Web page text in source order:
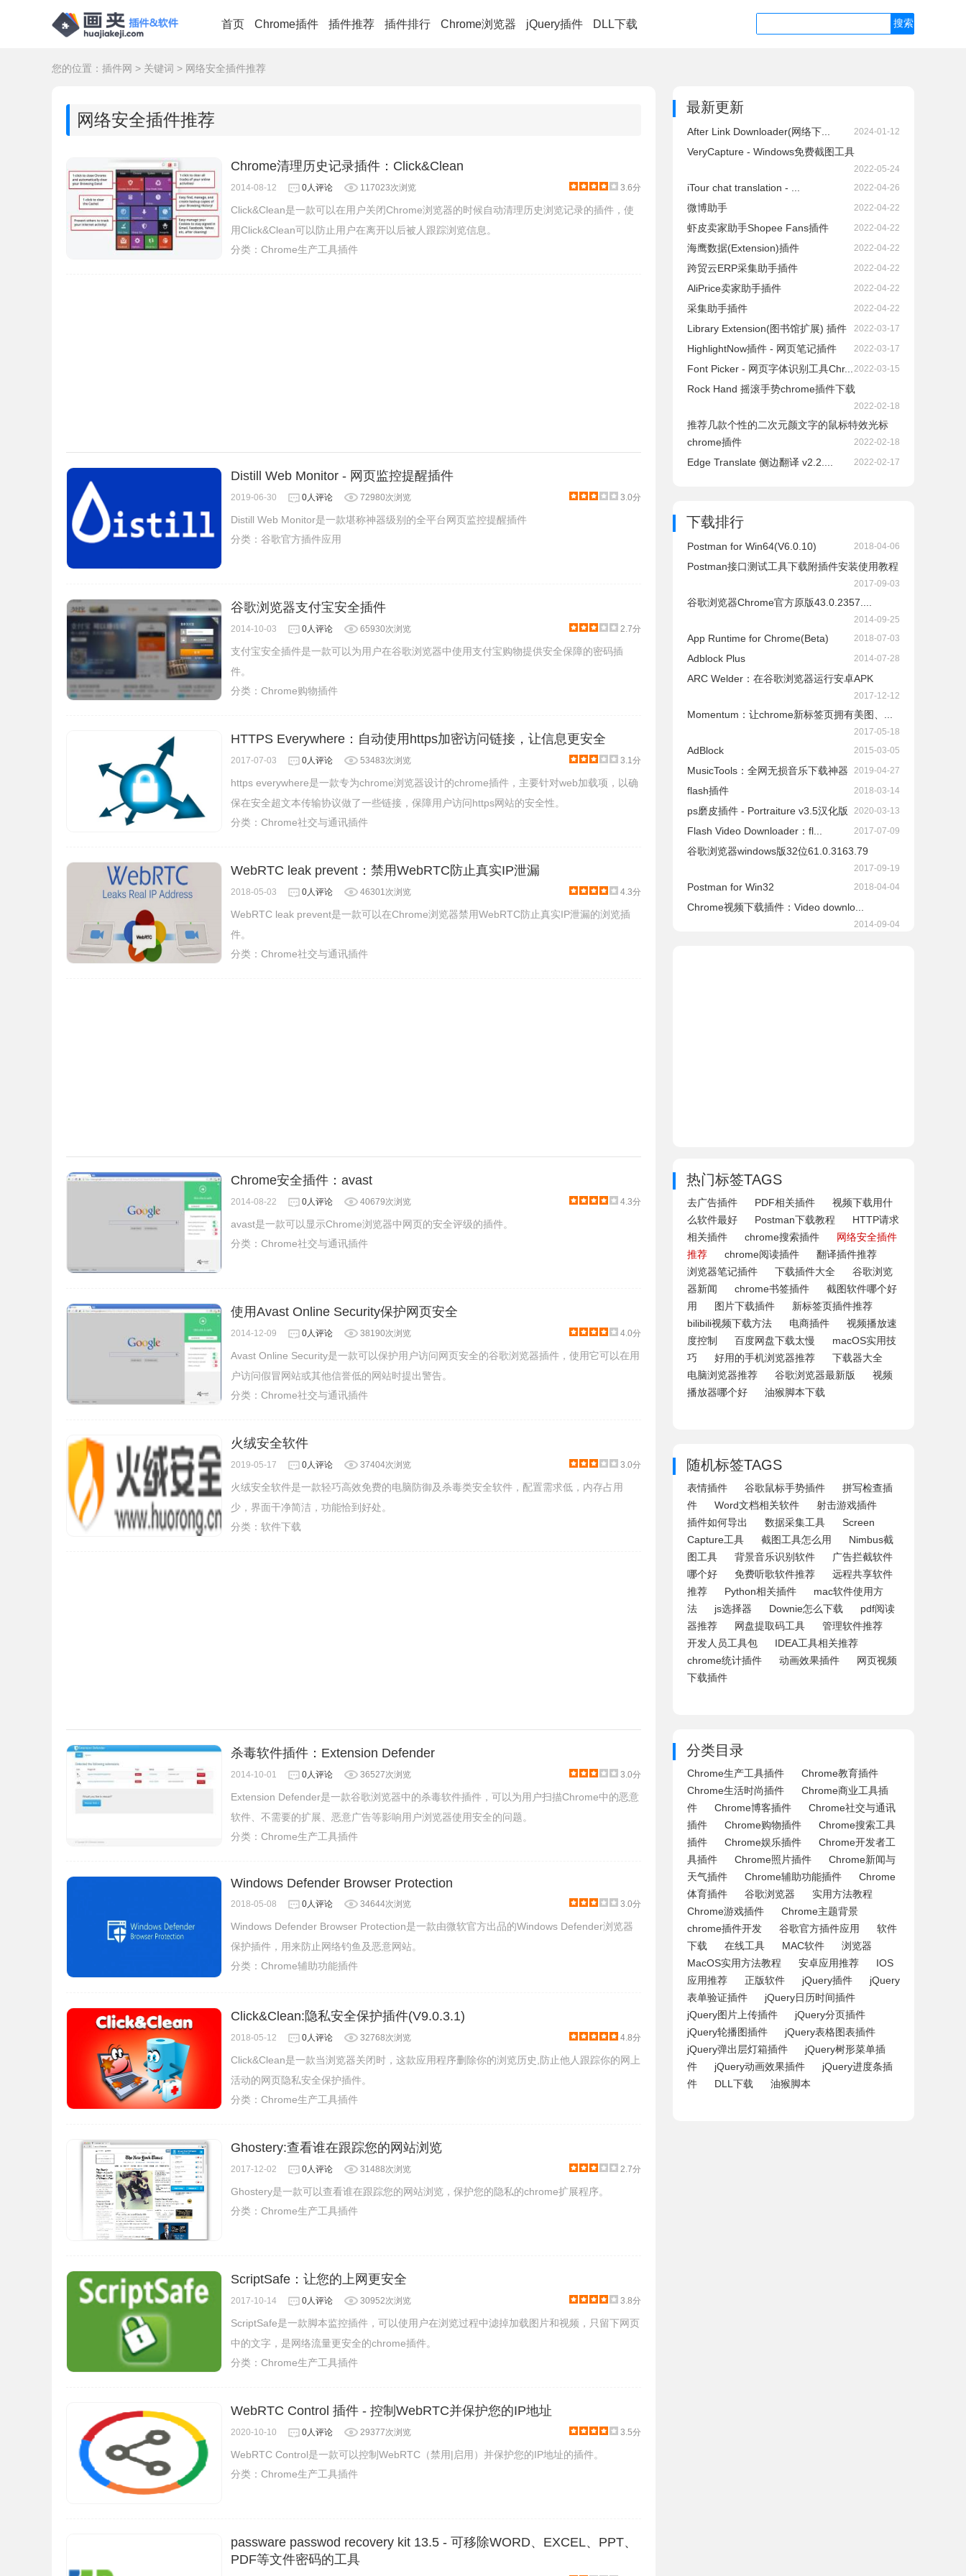
首页 Chrome插件 插件推荐 插件排行 Chrome浏览器 jQuery插件 DLL下载
您的位置： 插件网 > 关键词 > 网络安全插件推荐
网络安全插件推荐
Chrome清理历史记录插件：Click&Clean
2014-08-12 0人评论 117023次浏览 3.6分
Click&Clean是一款可以在用户关闭Chrome浏览器的时候自动清理历史浏览记录的插件，使
用Click&Clean可以防止用户在离开以后被人跟踪浏览信息。
分类： Chrome生产工具插件
Distill Web Monitor - 网页监控提醒插件
2019-06-30 0人评论 72980次浏览 3.0分
Distill Web Monitor是一款堪称神器级别的全平台网页监控提醒插件
分类： 谷歌官方插件应用
谷歌浏览器支付宝安全插件
2014-10-03 0人评论 65930次浏览 2.7分
支付宝安全插件是一款可以为用户在谷歌浏览器中使用支付宝购物提供安全保障的密码插
件。
分类： Chrome购物插件
HTTPS Everywhere：自动使用https加密访问链接，让信息更安全
2017-07-03 0人评论 53483次浏览 3.1分
https everywhere是一款专为chrome浏览器设计的chrome插件，主要针对web加载项，以确
保在安全超文本传输协议做了一些链接，保障用户访问https网站的安全性。
分类： Chrome社交与通讯插件
WebRTC leak prevent：禁用WebRTC防止真实IP泄漏
2018-05-03 0人评论 46301次浏览 4.3分
WebRTC leak prevent是一款可以在Chrome浏览器禁用WebRTC防止真实IP泄漏的浏览插
件。
分类： Chrome社交与通讯插件
Chrome安全插件：avast
2014-08-22 0人评论 40679次浏览 4.3分
avast是一款可以显示Chrome浏览器中网页的安全评级的插件。
分类： Chrome社交与通讯插件
使用Avast Online Security保护网页安全
2014-12-09 0人评论 38190次浏览 4.0分
Avast Online Security是一款可以保护用户访问网页安全的谷歌浏览器插件，使用它可以在用
户访问假冒网站或其他信誉低的网站时提出警告。
分类： Chrome社交与通讯插件
火绒安全软件
2019-05-17 0人评论 37404次浏览 3.0分
火绒安全软件是一款轻巧高效免费的电脑防御及杀毒类安全软件，配置需求低，内存占用
少，界面干净简洁，功能恰到好处。
分类： 软件下载
杀毒软件插件：Extension Defender
2014-10-01 0人评论 36527次浏览 3.0分
Extension Defender是一款谷歌浏览器中的杀毒软件插件，可以为用户扫描Chrome中的恶意
软件、不需要的扩展、恶意广告等影响用户浏览器使用安全的问题。
分类： Chrome生产工具插件
Windows Defender Browser Protection
2018-05-08 0人评论 34644次浏览 3.0分
Windows Defender Browser Protection是一款由微软官方出品的Windows Defender浏览器
保护插件，用来防止网络钓鱼及恶意网站。
分类： Chrome辅助功能插件
Click&Clean:隐私安全保护插件(V9.0.3.1)
2018-05-12 0人评论 32768次浏览 4.8分
Click&Clean是一款当浏览器关闭时，这款应用程序删除你的浏览历史,防止他人跟踪你的网上
活动的网页隐私安全保护插件。
分类： Chrome生产工具插件
Ghostery:查看谁在跟踪您的网站浏览
2017-12-02 0人评论 31488次浏览 2.7分
Ghostery是一款可以查看谁在跟踪您的网站浏览，保护您的隐私的chrome扩展程序。
分类： Chrome生产工具插件
ScriptSafe：让您的上网更安全
2017-10-14 0人评论 30952次浏览 3.8分
ScriptSafe是一款脚本监控插件，可以使用户在浏览过程中滤掉加载图片和视频，只留下网页
中的文字，是网络流量更安全的chrome插件。
分类： Chrome生产工具插件
WebRTC Control 插件 - 控制WebRTC并保护您的IP地址
2020-10-10 0人评论 29377次浏览 3.5分
WebRTC Control是一款可以控制WebRTC（禁用|启用）并保护您的IP地址的插件。
分类： Chrome生产工具插件
passware passwod recovery kit 13.5 - 可移除WORD、EXCEL、PPT、
PDF等文件密码的工具
最新更新
After Link Downloader(网络下... 2024-01-12
VeryCapture - Windows免费截图工具
2022-05-24
iTour chat translation - ... 2022-04-26
微博助手 2022-04-22
虾皮卖家助手Shopee Fans插件 2022-04-22
海鹰数据(Extension)插件 2022-04-22
跨贸云ERP采集助手插件 2022-04-22
AliPrice卖家助手插件 2022-04-22
采集助手插件 2022-04-22
Library Extension(图书馆扩展) 插件 2022-03-17
HighlightNow插件 - 网页笔记插件 2022-03-17
Font Picker - 网页字体识别工具Chr... 2022-03-15
Rock Hand 摇滚手势chrome插件下载
2022-02-18
推荐几款个性的二次元颜文字的鼠标特效光标
chrome插件
2022-02-18
Edge Translate 侧边翻译 v2.2.... 2022-02-17
下载排行
Postman for Win64(V6.0.10) 2018-04-06
Postman接口测试工具下载附插件安装使用教程
2017-09-03
谷歌浏览器Chrome官方原版43.0.2357....
2014-09-25
App Runtime for Chrome(Beta) 2018-07-03
Adblock Plus 2014-07-28
ARC Welder：在谷歌浏览器运行安卓APK
2017-12-12
Momentum：让chrome新标签页拥有美图、...
2017-05-18
AdBlock 2015-03-05
​MusicTools：全网无损音乐下载神器 2019-04-27
flash插件 2018-03-14
ps磨皮插件 - Portraiture v3.5汉化版 2020-03-13
Flash Video Downloader：fl... 2017-07-09
谷歌浏览器windows版32位61.0.3163.79
2017-09-19
Postman for Win32 2018-04-04
Chrome视频下载插件：Video downlo...
2014-09-04
热门标签TAGS
去广告插件 PDF相关插件
视频下载用什
么软件最好
Postman下载教程
HTTP请求
相关插件
chrome搜索插件
网络安全插件
推荐
chrome阅读插件
翻译插件推荐
浏览器笔记插件
下载插件大全
谷歌浏览
器新闻
chrome书签插件
截图软件哪个好
用
图片下载插件
新标签页插件推荐
bilibili视频下载方法
电商插件
视频播放速
度控制
百度网盘下载太慢
macOS实用技
巧
好用的手机浏览器推荐
下载器大全
电脑浏览器推荐
谷歌浏览器最新版
视频
播放器哪个好
油猴脚本下载
随机标签TAGS
表情插件 谷歌鼠标手势插件
拼写检查插
件
Word文档相关软件
射击游戏插件
插件如何导出
数据采集工具
Screen
Capture工具
截图工具怎么用
Nimbus截
图工具
背景音乐识别软件
广告拦截软件
哪个好
免费听歌软件推荐
远程共享软件
推荐
Python相关插件
mac软件使用方
法
js选择器 Downie怎么下载
pdf阅读
器推荐
网盘提取码工具
管理软件推荐
开发人员工具包
IDEA工具相关推荐
chrome统计插件
动画效果插件
网页视频
下载插件
分类目录
Chrome生产工具插件
Chrome教育插件
Chrome生活时尚插件
Chrome商业工具插
件
Chrome博客插件
Chrome社交与通讯
插件
Chrome购物插件
Chrome搜索工具
插件
Chrome娱乐插件
Chrome开发者工
具插件
Chrome照片插件
Chrome新闻与
天气插件
Chrome辅助功能插件
Chrome
体育插件
谷歌浏览器
实用方法教程
Chrome游戏插件
Chrome主题背景
chrome插件开发
谷歌官方插件应用
软件
下载
在线工具 MAC软件
浏览器
MacOS实用方法教程
安卓应用推荐
IOS
应用推荐
正版软件 jQuery插件
jQuery
表单验证插件
jQuery日历时间插件
jQuery图片上传插件
jQuery分页插件
jQuery轮播图插件
jQuery表格图表插件
jQuery弹出层灯箱插件
jQuery树形菜单插
件
jQuery动画效果插件
jQuery进度条插
件
DLL下载 油猴脚本